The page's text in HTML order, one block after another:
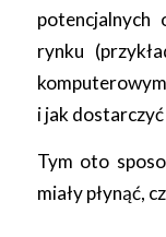
potencjalnych
rynku
i jak dostarczyć
Tym oto
miały płynąć,